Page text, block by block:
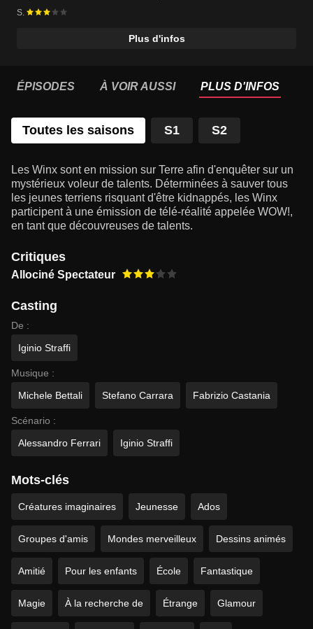
S.
Plus d'infos
ÉPISODES À VOIR AUSSI PLUS D'INFOS
Toutes les saisons S1 S2
Les Winx sont en mission sur Terre afin d'enquêter sur un
mystérieux voleur de talents. Déterminées à sauver tous
les jeunes terriens risquant d'être kidnappés, les Winx
participent à une émission de télé-réalité appelée WOW!,
en tant que découvreuses de talents.
Critiques
Allociné Spectateur
Casting
De :
Iginio Straffi
Musique :
Michele Bettali
Stefano Carrara Fabrizio Castania
Scénario :
Alessandro Ferrari
Iginio Straffi
Mots-clés
Créatures imaginaires Jeunesse Ados
Groupes d'amis Mondes merveilleux Dessins animés
Amitié Pour les enfants École Fantastique
Magie À la recherche de Étrange Glamour